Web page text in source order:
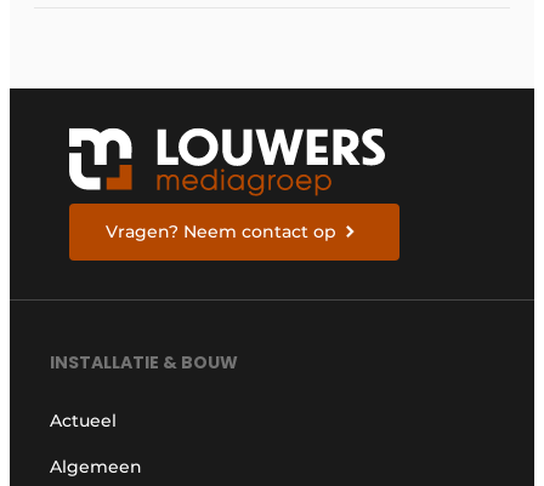
Vragen? Neem contact op
INSTALLATIE & BOUW
Actueel
Algemeen